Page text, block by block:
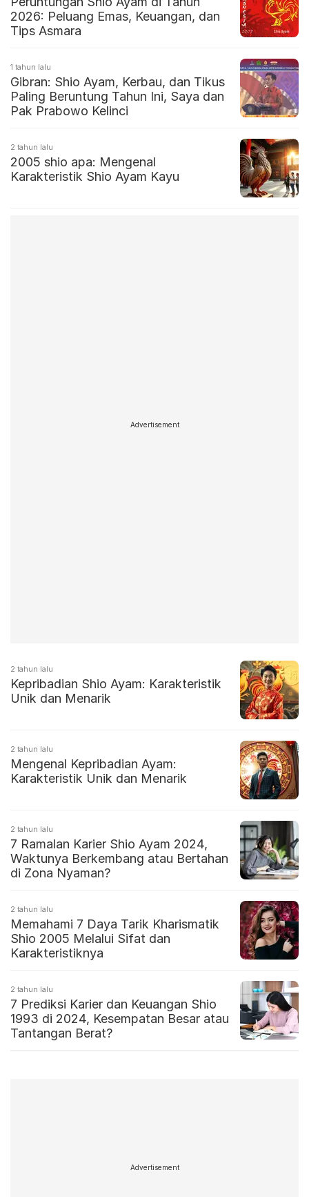
2026: Peluang Emas, Keuangan, dan
Tips Asmara
1 tahun lalu
Gibran: Shio Ayam, Kerbau, dan Tikus
Paling Beruntung Tahun Ini, Saya dan
Pak Prabowo Kelinci
2 tahun lalu
2005 shio apa: Mengenal
Karakteristik Shio Ayam Kayu
Advertisement
2 tahun lalu
Kepribadian Shio Ayam: Karakteristik
Unik dan Menarik
2 tahun lalu
Mengenal Kepribadian Ayam:
Karakteristik Unik dan Menarik
2 tahun lalu
7 Ramalan Karier Shio Ayam 2024,
Waktunya Berkembang atau Bertahan
di Zona Nyaman?
2 tahun lalu
Memahami 7 Daya Tarik Kharismatik
Shio 2005 Melalui Sifat dan
Karakteristiknya
2 tahun lalu
7 Prediksi Karier dan Keuangan Shio
1993 di 2024, Kesempatan Besar atau
Tantangan Berat?
Advertisement